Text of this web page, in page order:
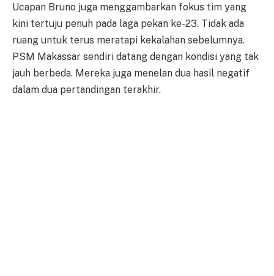
Ucapan Bruno juga menggambarkan fokus tim yang
kini tertuju penuh pada laga pekan ke-23. Tidak ada
ruang untuk terus meratapi kekalahan sebelumnya.
PSM Makassar sendiri datang dengan kondisi yang tak
jauh berbeda. Mereka juga menelan dua hasil negatif
dalam dua pertandingan terakhir.